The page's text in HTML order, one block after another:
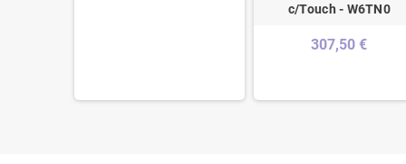
c/Touch - W6TN0
307,50 €